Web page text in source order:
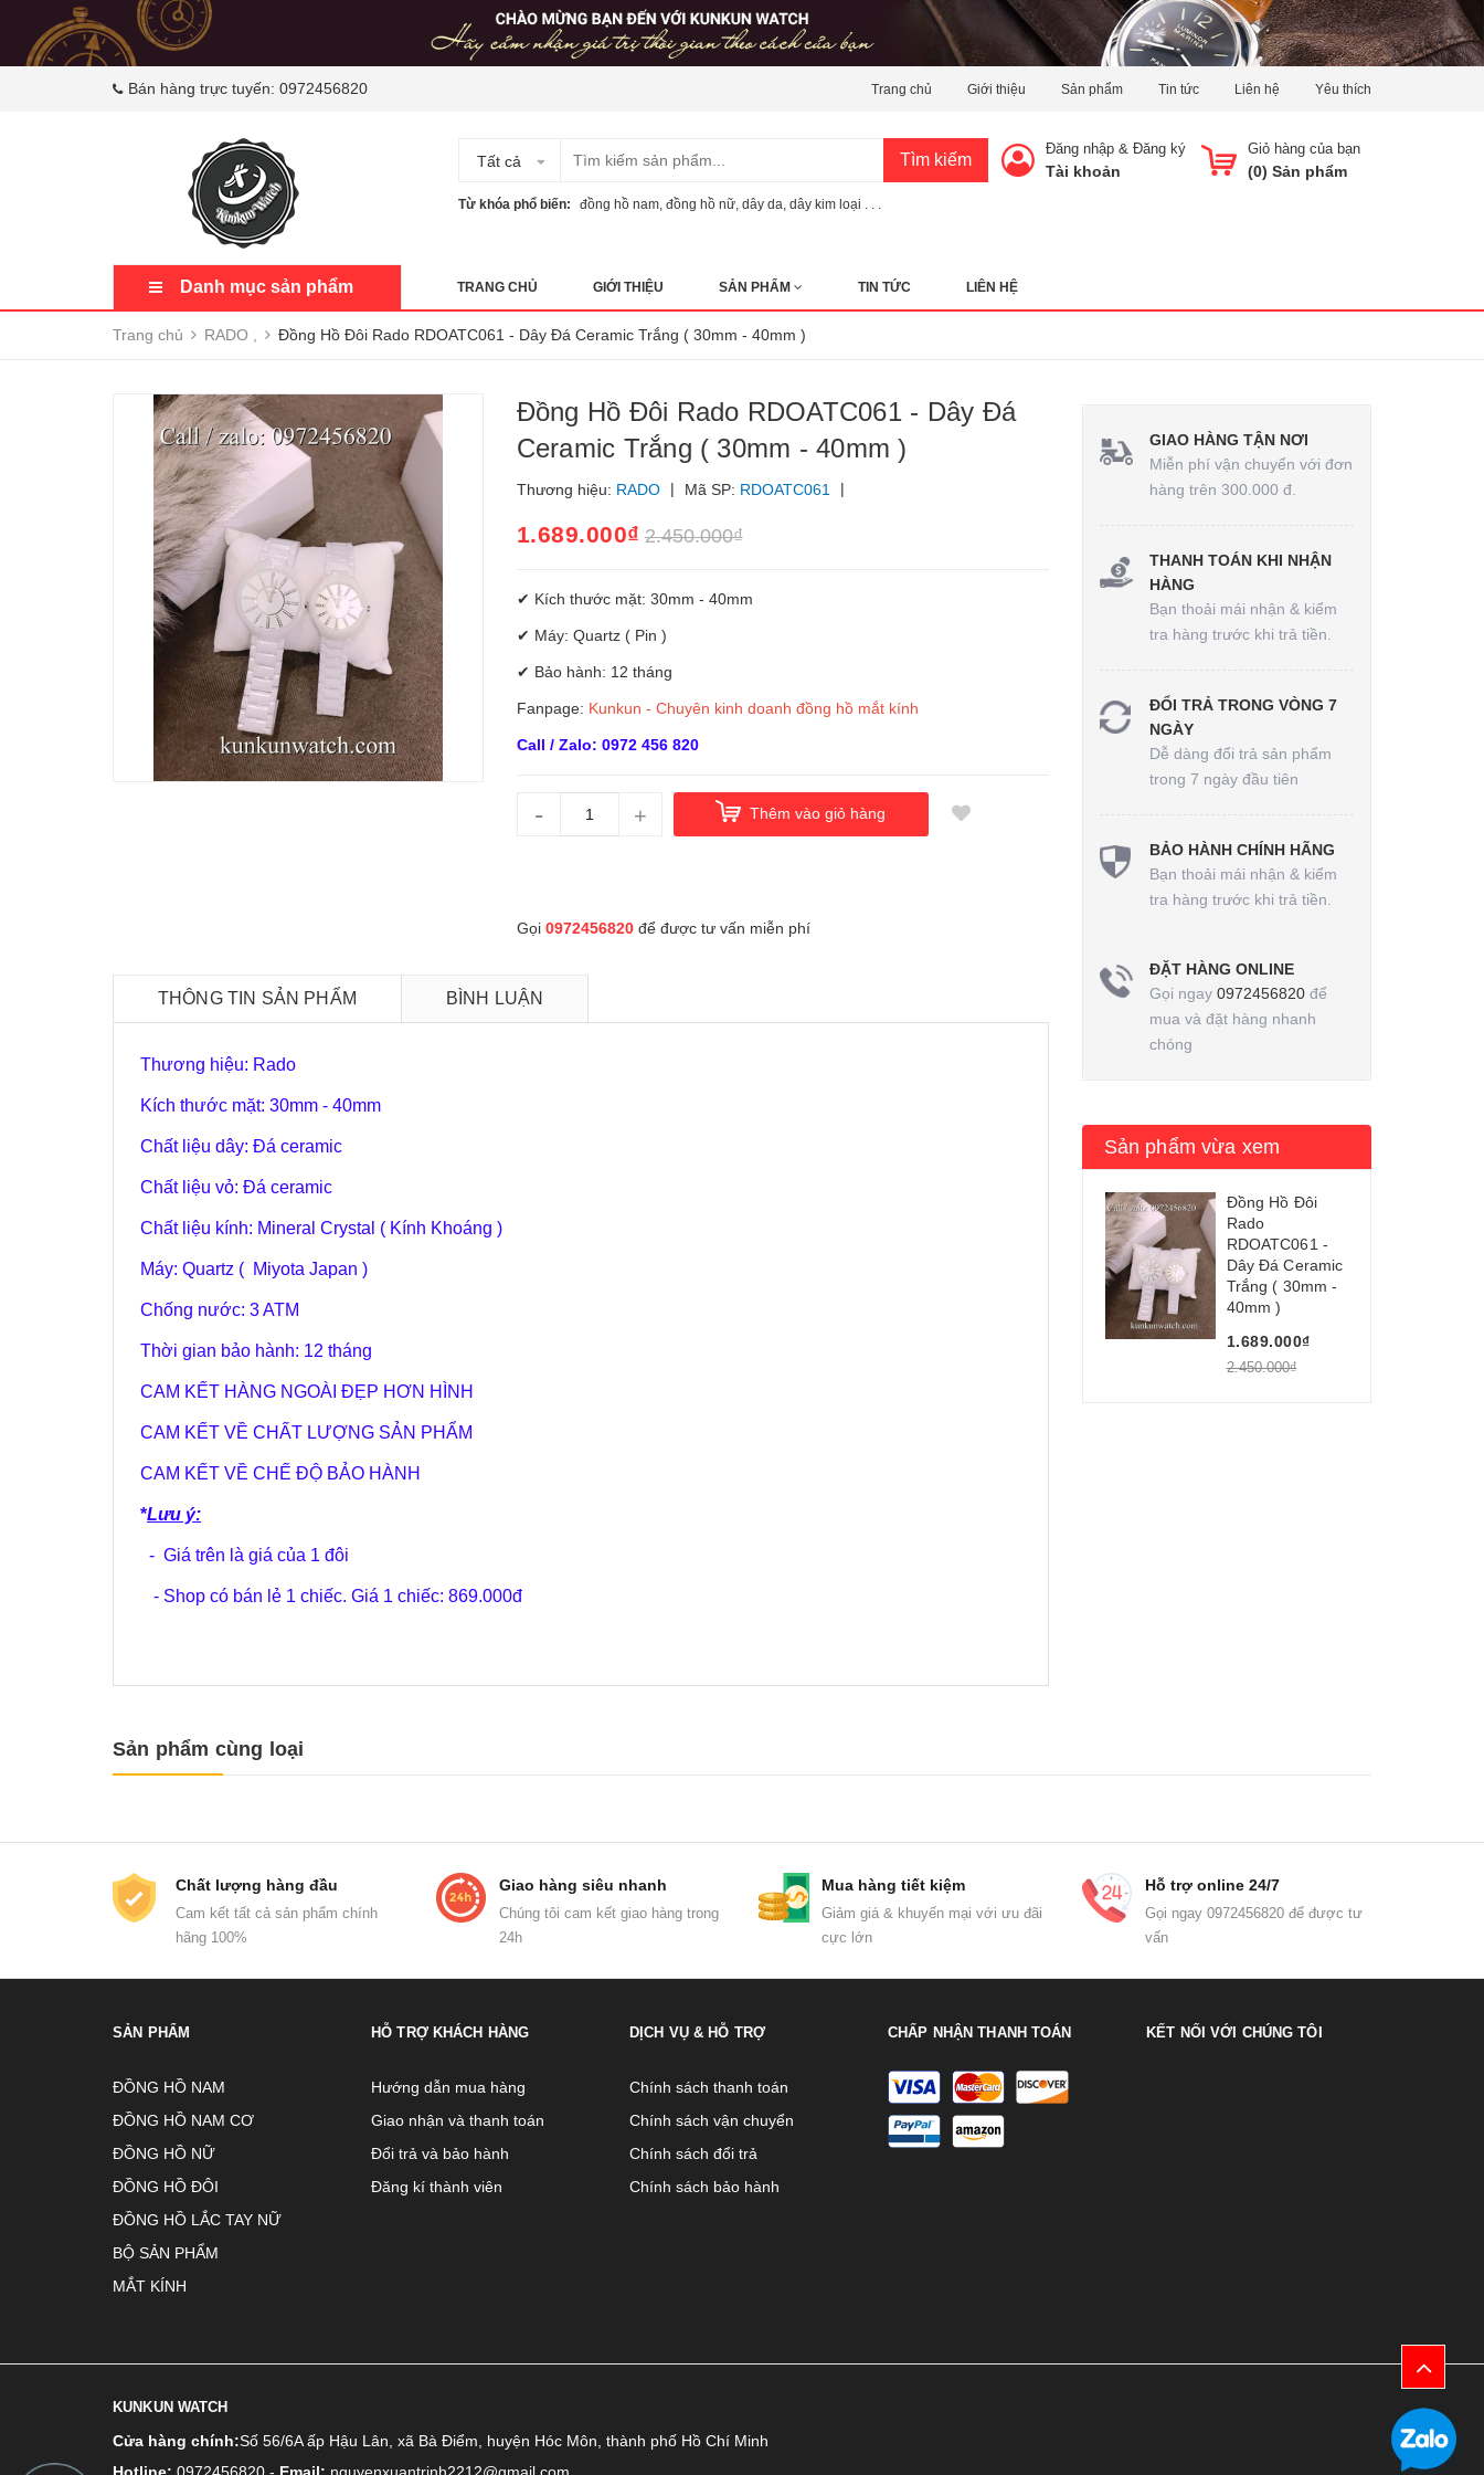
Bán hàng trực tuyến: 0972456820 Trang chủ Giới thiệu Sản phẩm Tin tức Liên hệ Yêu thích
Tất cả Tìm kiếm
Từ khóa phổ biến: đồng hồ nam đồng hồ nữ dây da dây kim loại . . .
Giỏ hàng của bạn
(0) Sản phẩm
Đăng nhập & Đăng ký
Tài khoản
Danh mục sản phẩm TRANG CHỦ GIỚI THIỆU SẢN PHẨM TIN TỨC LIÊN HỆ
Trang chủ RADO , Đồng Hồ Đôi Rado RDOATC061 - Dây Đá Ceramic Trắng ( 30mm - 40mm )
Đồng Hồ Đôi Rado RDOATC061 - Dây Đá
Ceramic Trắng ( 30mm - 40mm )
Thương hiệu: RADO | Mã SP: RDOATC061 |
1.689.000₫ 2.450.000₫
✔ Kích thước mặt: 30mm - 40mm
✔ Máy: Quartz ( Pin )
✔ Bảo hành: 12 tháng
Fanpage: Kunkun - Chuyên kinh doanh đồng hồ mắt kính
Call / Zalo: 0972 456 820
- + Thêm vào giỏ hàng
Gọi 0972456820để được tư vấn miễn phí
THÔNG TIN SẢN PHẨM BÌNH LUẬN
Thương hiệu: Rado
Kích thước mặt: 30mm - 40mm
Chất liệu dây: Đá ceramic
Chất liệu vỏ: Đá ceramic
Chất liệu kính: Mineral Crystal ( Kính Khoáng )
Máy: Quartz ( Miyota Japan )
Chống nước: 3 ATM
Thời gian bảo hành: 12 tháng
CAM KẾT HÀNG NGOÀI ĐẸP HƠN HÌNH
CAM KẾT VỀ CHẤT LƯỢNG SẢN PHẨM
CAM KẾT VỀ CHẾ ĐỘ BẢO HÀNH
*Lưu ý:
- Giá trên là giá của 1 đôi
- Shop có bán lẻ 1 chiếc. Giá 1 chiếc: 869.000đ
GIAO HÀNG TẬN NƠI
Miễn phí vận chuyển với đơn
hàng trên 300.000 đ.
THANH TOÁN KHI NHẬN
HÀNG
Bạn thoải mái nhận & kiểm
tra hàng trước khi trả tiền.
ĐỔI TRẢ TRONG VÒNG 7
NGÀY
Dễ dàng đổi trả sản phẩm
trong 7 ngày đầu tiên
BẢO HÀNH CHÍNH HÃNG
Bạn thoải mái nhận & kiểm
tra hàng trước khi trả tiền.
ĐẶT HÀNG ONLINE
Gọi ngay 0972456820để
mua và đặt hàng nhanh
chóng
Sản phẩm vừa xem
Đồng Hồ Đôi
Rado
RDOATC061 -
Dây Đá Ceramic
Trắng ( 30mm -
40mm )
1.689.000₫
2.450.000₫
Sản phẩm cùng loại
Chất lượng hàng đầu
Cam kết tất cả sản phẩm chính
hãng 100%
Giao hàng siêu nhanh
Chúng tôi cam kết giao hàng trong
24h
Mua hàng tiết kiệm
Giảm giá & khuyến mại với ưu đãi
cực lớn
Hỗ trợ online 24/7
Gọi ngay 0972456820 để được tư
vấn
SẢN PHẨM
ĐỒNG HỒ NAM
ĐỒNG HỒ NAM CƠ
ĐỒNG HỒ NỮ
ĐỒNG HỒ ĐÔI
ĐỒNG HỒ LẮC TAY NỮ
BỘ SẢN PHẨM
MẮT KÍNH
HỖ TRỢ KHÁCH HÀNG
Hướng dẫn mua hàng
Giao nhận và thanh toán
Đổi trả và bảo hành
Đăng kí thành viên
DỊCH VỤ & HỖ TRỢ
Chính sách thanh toán
Chính sách vận chuyển
Chính sách đổi trả
Chính sách bảo hành
CHẤP NHẬN THANH TOÁN KẾT NỐI VỚI CHÚNG TÔI
KUNKUN WATCH
Cửa hàng chính:Số 56/6A ấp Hậu Lân, xã Bà Điểm, huyện Hóc Môn, thành phố Hồ Chí Minh
Hotline: 0972456820 - Email: nguyenxuantrinh2212@gmail.com